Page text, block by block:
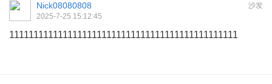
沙发
Nick08080808
2025-7-25 15:12:45
11111111111111111111111111111111111111111111111